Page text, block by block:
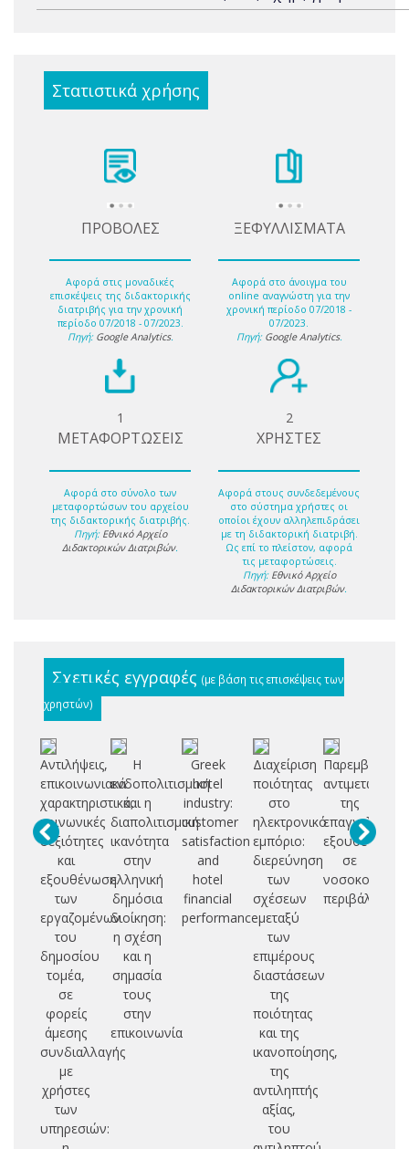
Στατιστικά χρήσης
ΠΡΟΒΟΛΕΣ
Αφορά στις μοναδικές
επισκέψεις της διδακτορικής
διατριβής για την χρονική
περίοδο 07/2018 - 07/2023.
Πηγή: Google Analytics.
ΞΕΦΥΛΛΙΣΜΑΤΑ
Αφορά στο άνοιγμα του
online αναγνώστη για την
χρονική περίοδο 07/2018 -
07/2023.
Πηγή: Google Analytics.
1
ΜΕΤΑΦΟΡΤΩΣΕΙΣ
Αφορά στο σύνολο των
μεταφορτώσων του αρχείου
της διδακτορικής διατριβής.
Πηγή: Εθνικό Αρχείο
Διδακτορικών Διατριβών.
2
ΧΡΗΣΤΕΣ
Αφορά στους συνδεδεμένους
στο σύστημα χρήστες οι
οποίοι έχουν αλληλεπιδράσει
με τη διδακτορική διατριβή.
Ως επί το πλείστον, αφορά
τις μεταφορτώσεις.
Πηγή: Εθνικό Αρχείο
Διδακτορικών Διατριβών.
Σχετικές εγγραφές (με βάση τις επισκέψεις των
χρηστών)
Αντιλήψεις,
επικοινωνιακά
χαρακτηριστικά,
κοινωνικές
δεξιότητες
και
εξουθένωση
των
εργαζομένων
του
δημοσίου
τομέα,
σε
φορείς
άμεσης
συνδιαλλαγής
με
χρήστες
των
υπηρεσιών:
Η
ενδοπολιτισμική
και η
διαπολιτισμική
ικανότητα
στην
ελληνική
δημόσια
διοίκηση:
η σχέση
και η
σημασία
τους
στην
επικοινωνία
Greek
hotel
industry:
customer
satisfaction
and
hotel
financial
performance
Διαχείριση
ποιότητας
στο
ηλεκτρονικό
εμπόριο:
διερεύνηση
των
σχέσεων
μεταξύ
των
επιμέρους
διαστάσεων
της
ποιότητας
και της
ικανοποίησης,
της
αντιληπτής
αξίας,
του
Παρεμβάσεις
αντιμετώπισης
της
εξουθένωσης
σε
νοσοκομειακά
περιβάλλοντα